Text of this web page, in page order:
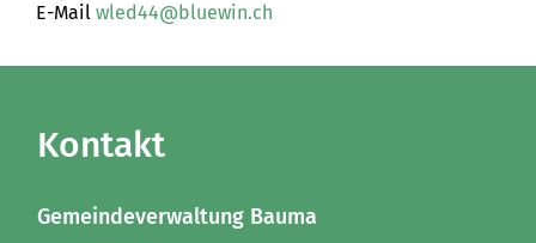
E-Mail wled44@bluewin.ch
Kontakt
Gemeindeverwaltung Bauma